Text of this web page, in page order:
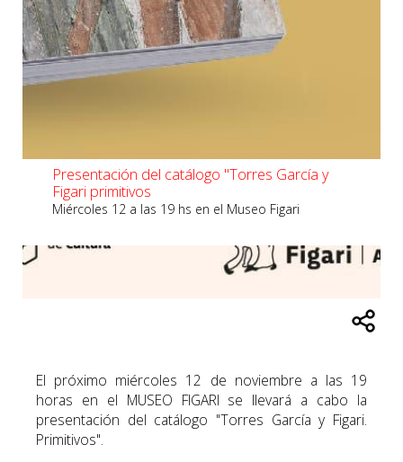
Presentación del catálogo "Torres García y
Figari primitivos
Miércoles 12 a las 19 hs en el Museo Figari
El próximo miércoles 12 de noviembre a las 19
horas en el MUSEO FIGARI se llevará a cabo la
presentación del catálogo "Torres García y Figari.
Primitivos".